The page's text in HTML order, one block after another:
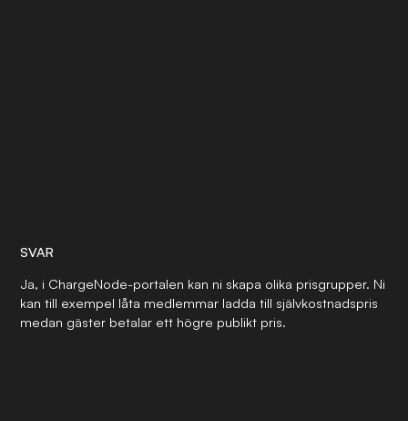
SVAR
Ja, i ChargeNode-portalen kan ni skapa olika prisgrupper. Ni
kan till exempel låta medlemmar ladda till självkostnadspris
medan gäster betalar ett högre publikt pris.